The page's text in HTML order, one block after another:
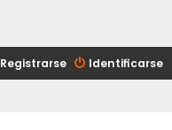
Identificarse
Registrarse